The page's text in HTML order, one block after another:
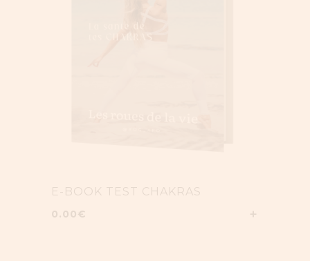
E-BOOK TEST CHAKRAS
0.00 €